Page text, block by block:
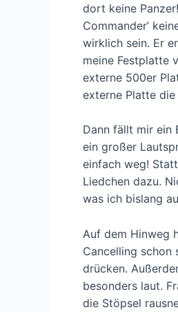
dort keine
Commander’
wirklich sein. Er
meine Festplatte
externe 500er
externe Platte
Dann fällt mir ein
ein großer
einfach weg!
Liedchen dazu.
was ich bislang
Auf dem Hinweg
Cancelling schon
drücken.
besonders laut.
die Stöpsel